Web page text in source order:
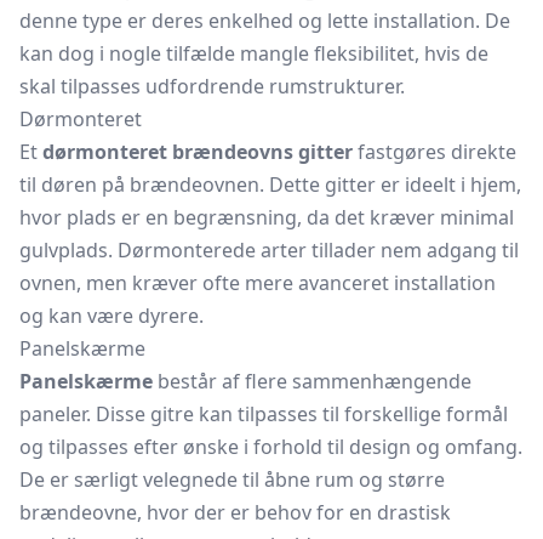
denne type er deres enkelhed og lette installation. De
kan dog i nogle tilfælde mangle fleksibilitet, hvis de
skal tilpasses udfordrende rumstrukturer.
Dørmonteret
Etdørmonteret brændeovns gitterfastgøres direkte
til døren på brændeovnen. Dette gitter er ideelt i hjem,
hvor plads er en begrænsning, da det kræver minimal
gulvplads. Dørmonterede arter tillader nem adgang til
ovnen, men kræver ofte mere avanceret installation
og kan være dyrere.
Panelskærme
Panelskærme består af flere sammenhængende
paneler. Disse gitre kan tilpasses til forskellige formål
og tilpasses efter ønske i forhold til design og omfang.
De er særligt velegnede til åbne rum og større
brændeovne, hvor der er behov for en drastisk